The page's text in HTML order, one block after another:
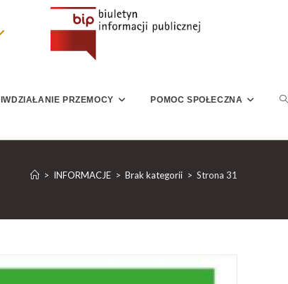
PRZEMOCY POMOC SPOŁECZNA
> INFORMACJE > Brak kategorii > Strona 31